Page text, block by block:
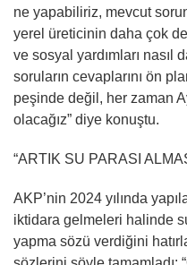
ne yapabiliriz, mevcut
yerel üreticinin daha çok
ve sosyal yardımları nasıl
soruların cevaplarını ön
peşinde değil, her zaman
olacağız” diye konuştu.
“ARTIK SU PARASI
AKP’nin 2024 yılında
iktidara gelmeleri halinde
yapma sözü verdiğini